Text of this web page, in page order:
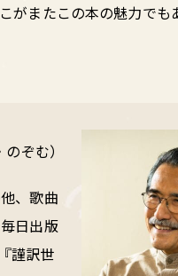
がまたこの本の魅力でも
ぞむ）
、歌曲
日出版
謹訳世